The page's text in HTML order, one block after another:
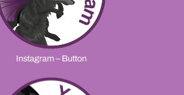
Instagram – Button